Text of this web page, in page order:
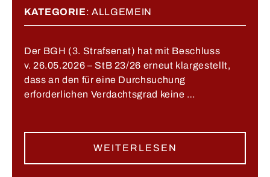
KATEGORIE:ALLGEMEIN
Der BGH (3. Strafsenat) hat mit Beschluss
v. 26.05.2026 – StB 23/26 erneut klargestellt,
dass an den für eine Durchsuchung
erforderlichen Verdachtsgrad keine …
WEITERLESEN